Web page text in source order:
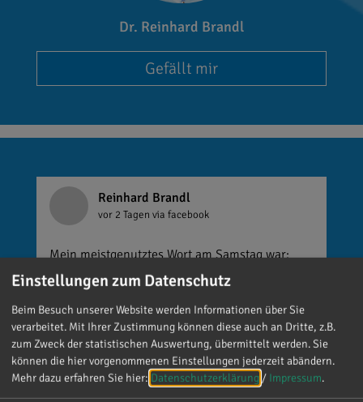
Dr. Reinhard Brandl
Gefällt mir
Reinhard Brandl
vor 2 Tagen via facebook
Mein meistgenutztes Wort am Samstag war:
„Danke!“ 😊 Vielen Dank für die zahlreichen
Glückwünsche, Nachrichten, Anrufe und die
vielen lieben Worte. Ich habe mich wirklich
über jede einzelne Aufmerksamkeit gefreut. Es
ist alles andere als selbstverständlich, dass sich
so viele Menschen die Zeit nehmen, an einen zu
denken. Umso mehr weiß ich das zu schätzen.
Einstellungen zum Datenschutz
Beim Besuch unserer Website werden Informationen über Sie
verarbeitet. Mit Ihrer Zustimmung können diese auch an Dritte, z.B.
zum Zweck der statistischen Auswertung, übermittelt werden. Sie
können die hier vorgenommenen Einstellungen jederzeit abändern.
Mehr dazu erfahren Sie hier: Datenschutzerklärung / Impressum.